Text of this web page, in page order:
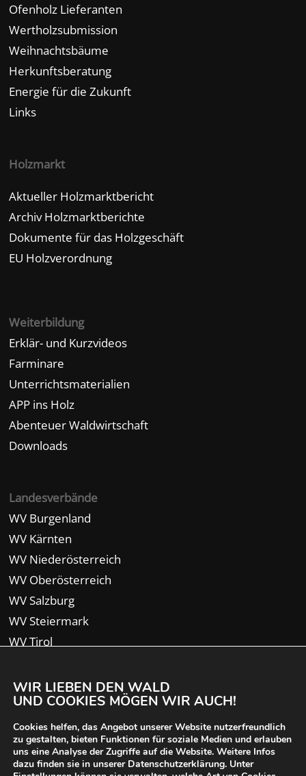
Ofenholz Lieferanten
Wertholzsubmission
Weihnachtsbäume
Herkunftsberatung
Energie für die Zukunft
Links
Holzmarkt
Aktueller Holzmarktbericht
Archiv Holzmarktberichte
Dokumente für das Holzgeschäft
EU Holzverordnung
Weiterbildung
Erklär- und Kurzvideos
Farminare
Unterrichtsmaterialien
APP ins Holz
Abenteuer Waldwirtschaft
Downloads
Landesverbände
WV Burgenland
WV Kärnten
WV Niederösterreich
WV Oberösterreich
WV Salzburg
WV Steiermark
WV Tirol
WIR LIEBEN DEN WALD
UND COOKIES MÖGEN WIR AUCH!
Cookies helfen, das Angebot unserer Website nutzerfreundlich
zu gestalten, bieten Funktionen für soziale Medien und erlauben
uns eine Analyse der Zugriffe auf die Website. Weitere Infos
dazu finden sie in unserer Datenschutzerklärung. Unter